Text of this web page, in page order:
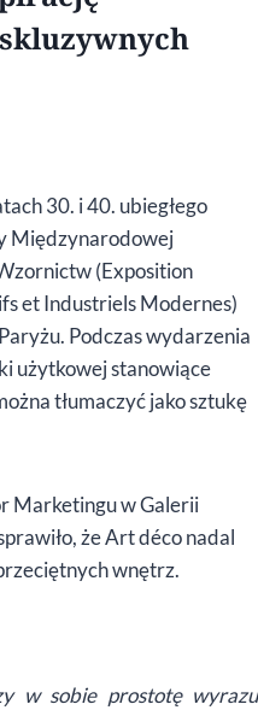
30. i 40. ubiegłego
Międzynarodowej
(Exposition
et Industriels Modernes)
Podczas wydarzenia
użytkowej stanowiące
tłumaczyć jako sztukę
Marketingu w Galerii
że Art déco nadal
wnętrz.
w sobie prostotę wyrazu